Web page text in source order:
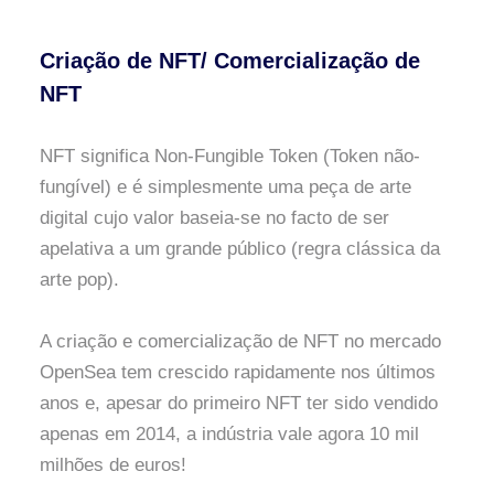
Criação de NFT/ Comercialização de
NFT
NFT significa Non-Fungible Token (Token não-
fungível) e é simplesmente uma peça de arte
digital cujo valor baseia-se no facto de ser
apelativa a um grande público (regra clássica da
arte pop).
A criação e comercialização de NFT no mercado
OpenSea tem crescido rapidamente nos últimos
anos e, apesar do primeiro NFT ter sido vendido
apenas em 2014, a indústria vale agora 10 mil
milhões de euros!